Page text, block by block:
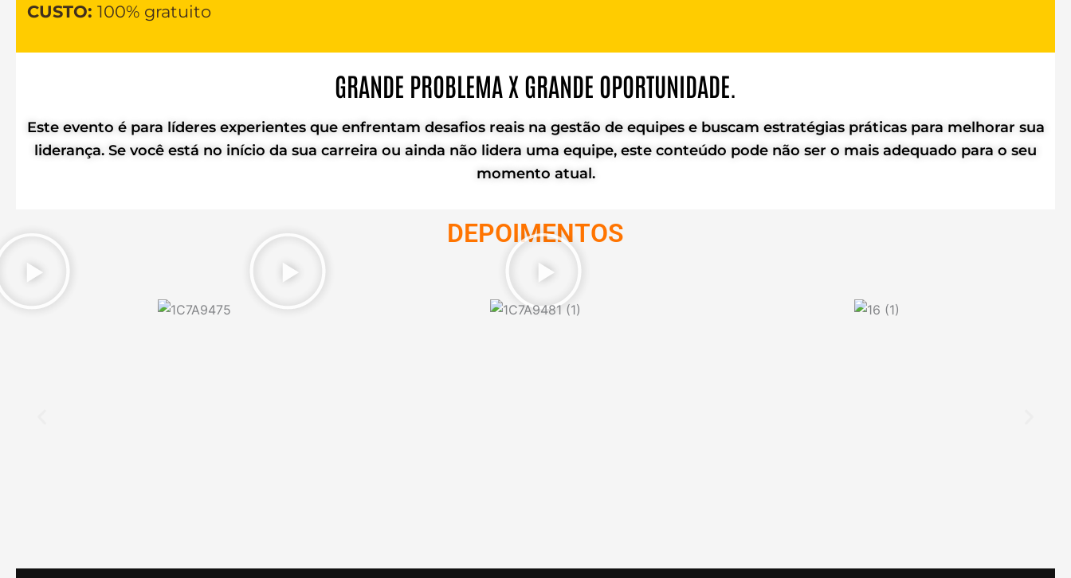
CUSTO: 100% gratuito
GRANDE PROBLEMA X GRANDE OPORTUNIDADE.
Este evento é para líderes experientes que enfrentam desafios reais na gestão de equipes e buscam estratégias práticas para melhorar sua
liderança. Se você está no início da sua carreira ou ainda não lidera uma equipe, este conteúdo pode não ser o mais adequado para o seu
momento atual.
DEPOIMENTOS